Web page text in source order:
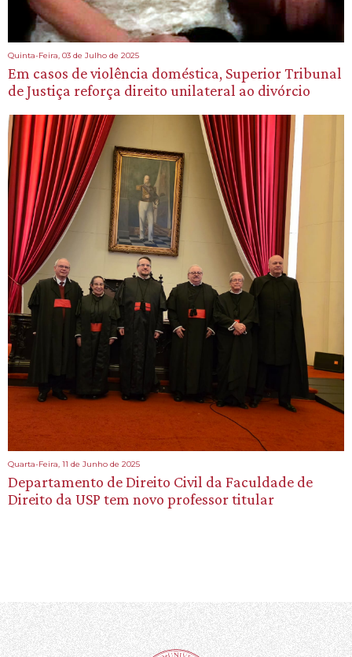
Quinta-Feira, 03 de Julho de 2025
Em casos de violência doméstica, Superior Tribunal
de Justiça reforça direito unilateral ao divórcio
Quarta-Feira, 11 de Junho de 2025
Departamento de Direito Civil da Faculdade de
Direito da USP tem novo professor titular